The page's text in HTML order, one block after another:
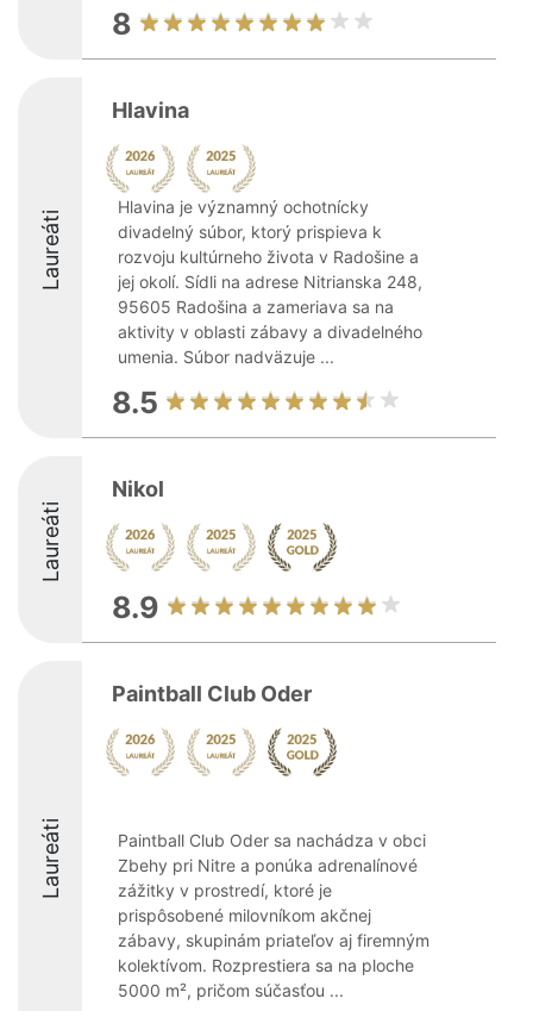
8
Laureáti
Hlavina
Hlavina je významný ochotnícky
divadelný súbor, ktorý prispieva k
rozvoju kultúrneho života v Radošine a
jej okolí. Sídli na adrese Nitrianska 248,
95605 Radošina a zameriava sa na
aktivity v oblasti zábavy a divadelného
umenia. Súbor nadväzuje ...
8.5
Laureáti
Nikol
8.9
Laureáti
Paintball Club Oder
Paintball Club Oder sa nachádza v obci
Zbehy pri Nitre a ponúka adrenalínové
zážitky v prostredí, ktoré je
prispôsobené milovníkom akčnej
zábavy, skupinám priateľov aj firemným
kolektívom. Rozprestiera sa na ploche
5000 m², pričom súčasťou ...